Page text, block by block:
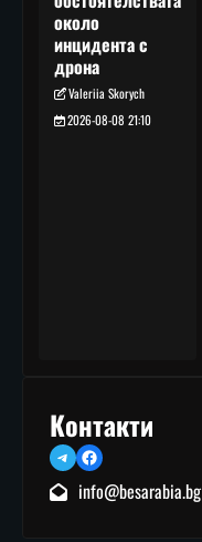
около
инцидента с
дрона
Valeriia Skorych
2026-08-08 21:10
Контакти
TelegramFacebook
info@besarabia.bg